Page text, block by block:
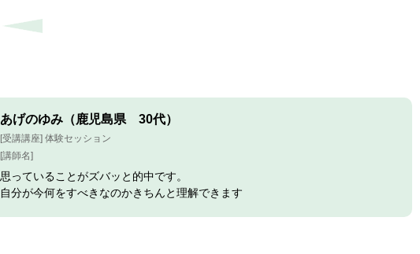
あげのゆみ（鹿児島県 30代）
[受講講座] 体験セッション
[講師名]
思っていることがズバッと的中です。
自分が今何をすべきなのかきちんと理解できます